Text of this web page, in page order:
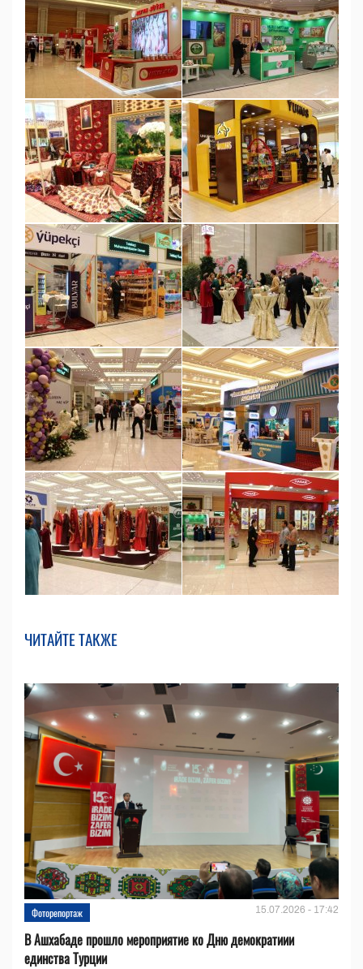
ЧИТАЙТЕ ТАКЖЕ
Фоторепортаж 15.07.2026 - 17:42
В Ашхабаде прошло мероприятие ко Дню демократиии
единства Турции